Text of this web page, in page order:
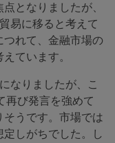
となりましたが、
易に移ると考えて
れて、金融市場の
ています。
なりましたが、こ
再び発言を強めて
うです。市場では
しがちでした。し